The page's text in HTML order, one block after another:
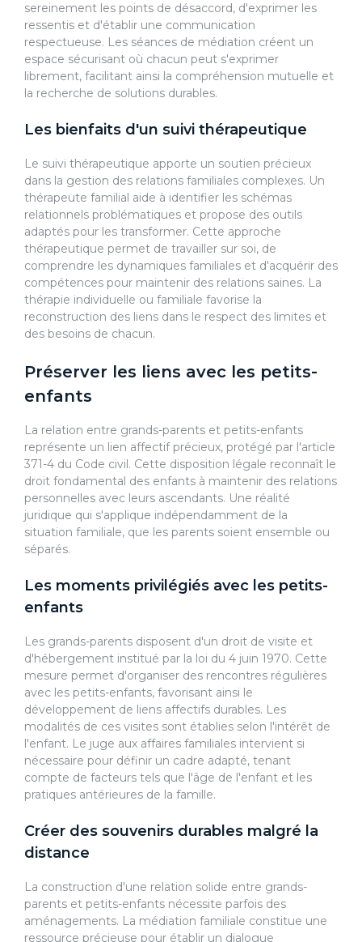
sereinement les points de désaccord, d'exprimer les
ressentis et d'établir une communication
respectueuse. Les séances de médiation créent un
espace sécurisant où chacun peut s'exprimer
librement, facilitant ainsi la compréhension mutuelle et
la recherche de solutions durables.
Les bienfaits d'un suivi thérapeutique
Le suivi thérapeutique apporte un soutien précieux
dans la gestion des relations familiales complexes. Un
thérapeute familial aide à identifier les schémas
relationnels problématiques et propose des outils
adaptés pour les transformer. Cette approche
thérapeutique permet de travailler sur soi, de
comprendre les dynamiques familiales et d'acquérir des
compétences pour maintenir des relations saines. La
thérapie individuelle ou familiale favorise la
reconstruction des liens dans le respect des limites et
des besoins de chacun.
Préserver les liens avec les petits-
enfants
La relation entre grands-parents et petits-enfants
représente un lien affectif précieux, protégé par l'article
371-4 du Code civil. Cette disposition légale reconnaît le
droit fondamental des enfants à maintenir des relations
personnelles avec leurs ascendants. Une réalité
juridique qui s'applique indépendamment de la
situation familiale, que les parents soient ensemble ou
séparés.
Les moments privilégiés avec les petits-
enfants
Les grands-parents disposent d'un droit de visite et
d'hébergement institué par la loi du 4 juin 1970. Cette
mesure permet d'organiser des rencontres régulières
avec les petits-enfants, favorisant ainsi le
développement de liens affectifs durables. Les
modalités de ces visites sont établies selon l'intérêt de
l'enfant. Le juge aux affaires familiales intervient si
nécessaire pour définir un cadre adapté, tenant
compte de facteurs tels que l'âge de l'enfant et les
pratiques antérieures de la famille.
Créer des souvenirs durables malgré la
distance
La construction d'une relation solide entre grands-
parents et petits-enfants nécessite parfois des
aménagements. La médiation familiale constitue une
ressource précieuse pour établir un dialogue